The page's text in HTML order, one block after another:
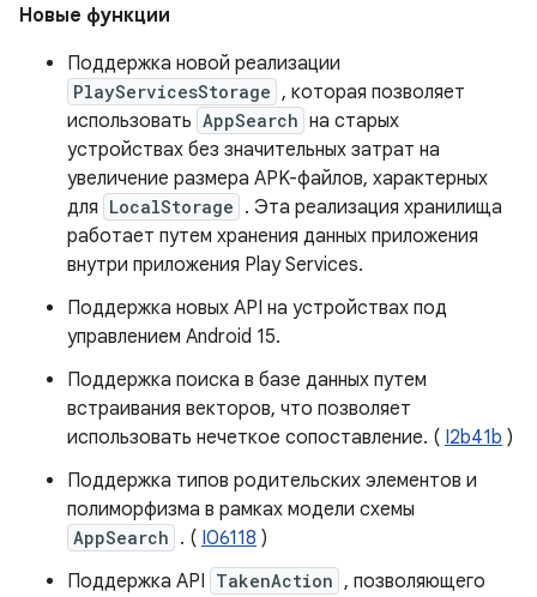
Новые функции
Поддержка новой реализации
PlayServicesStorage , которая позволяет
использовать AppSearch на старых
устройствах без значительных затрат на
увеличение размера APK-файлов, характерных
для LocalStorage . Эта реализация хранилища
работает путем хранения данных приложения
внутри приложения Play Services.
Поддержка новых API на устройствах под
управлением Android 15.
Поддержка поиска в базе данных путем
встраивания векторов, что позволяет
использовать нечеткое сопоставление. ( I2b41b )
Поддержка типов родительских элементов и
полиморфизма в рамках модели схемы
AppSearch . ( I06118 )
Поддержка API TakenAction , позволяющего